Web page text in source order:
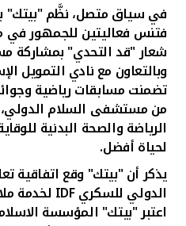
في سياق متصل، نظَّم "بيتك"
فتنس فعاليتين للجمهور في
شعار "قد التحدي" بمشاركة
وبالتعاون مع نادي التمويل
تضمنت مسابقات رياضية
من مستشفى السلام
الرياضة والصحة البدنية
لحياة أفضل.
يذكر أن "بيتك" وقع اتفاقية
الدولي للسكريIDF لخدمة
اعتبر "بيتك" المؤسسة